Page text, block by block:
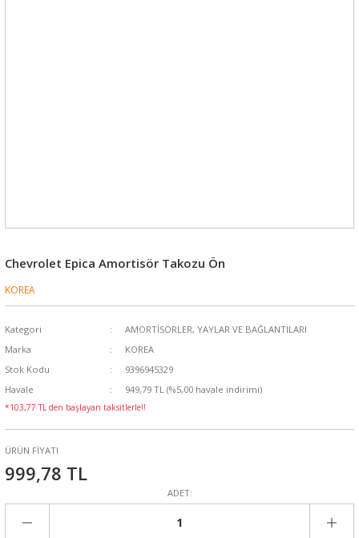
Chevrolet Epica Amortisör Takozu Ön
KOREA
Kategori
AMORTİSÖRLER, YAYLAR VE BAĞLANTILARI
Marka
KOREA
Stok Kodu
9396945329
Havale
949,79 TL (%5,00 havale indirimi)
*103,77 TL den başlayan taksitlerle!!
ÜRÜN FİYATI
999,78 TL
ADET: